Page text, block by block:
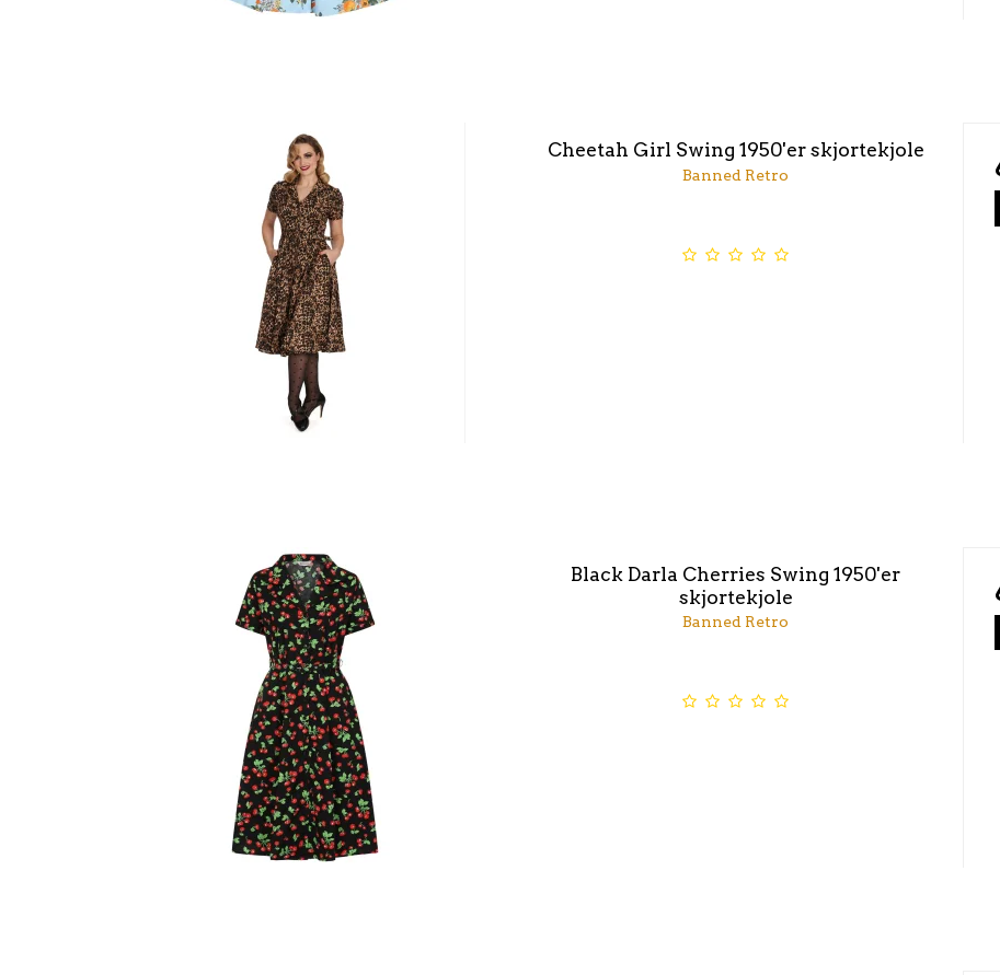
Cheetah Girl Swing 1950'er skjortekjole
Banned Retro
Black Darla Cherries Swing 1950'er
skjortekjole
Banned Retro